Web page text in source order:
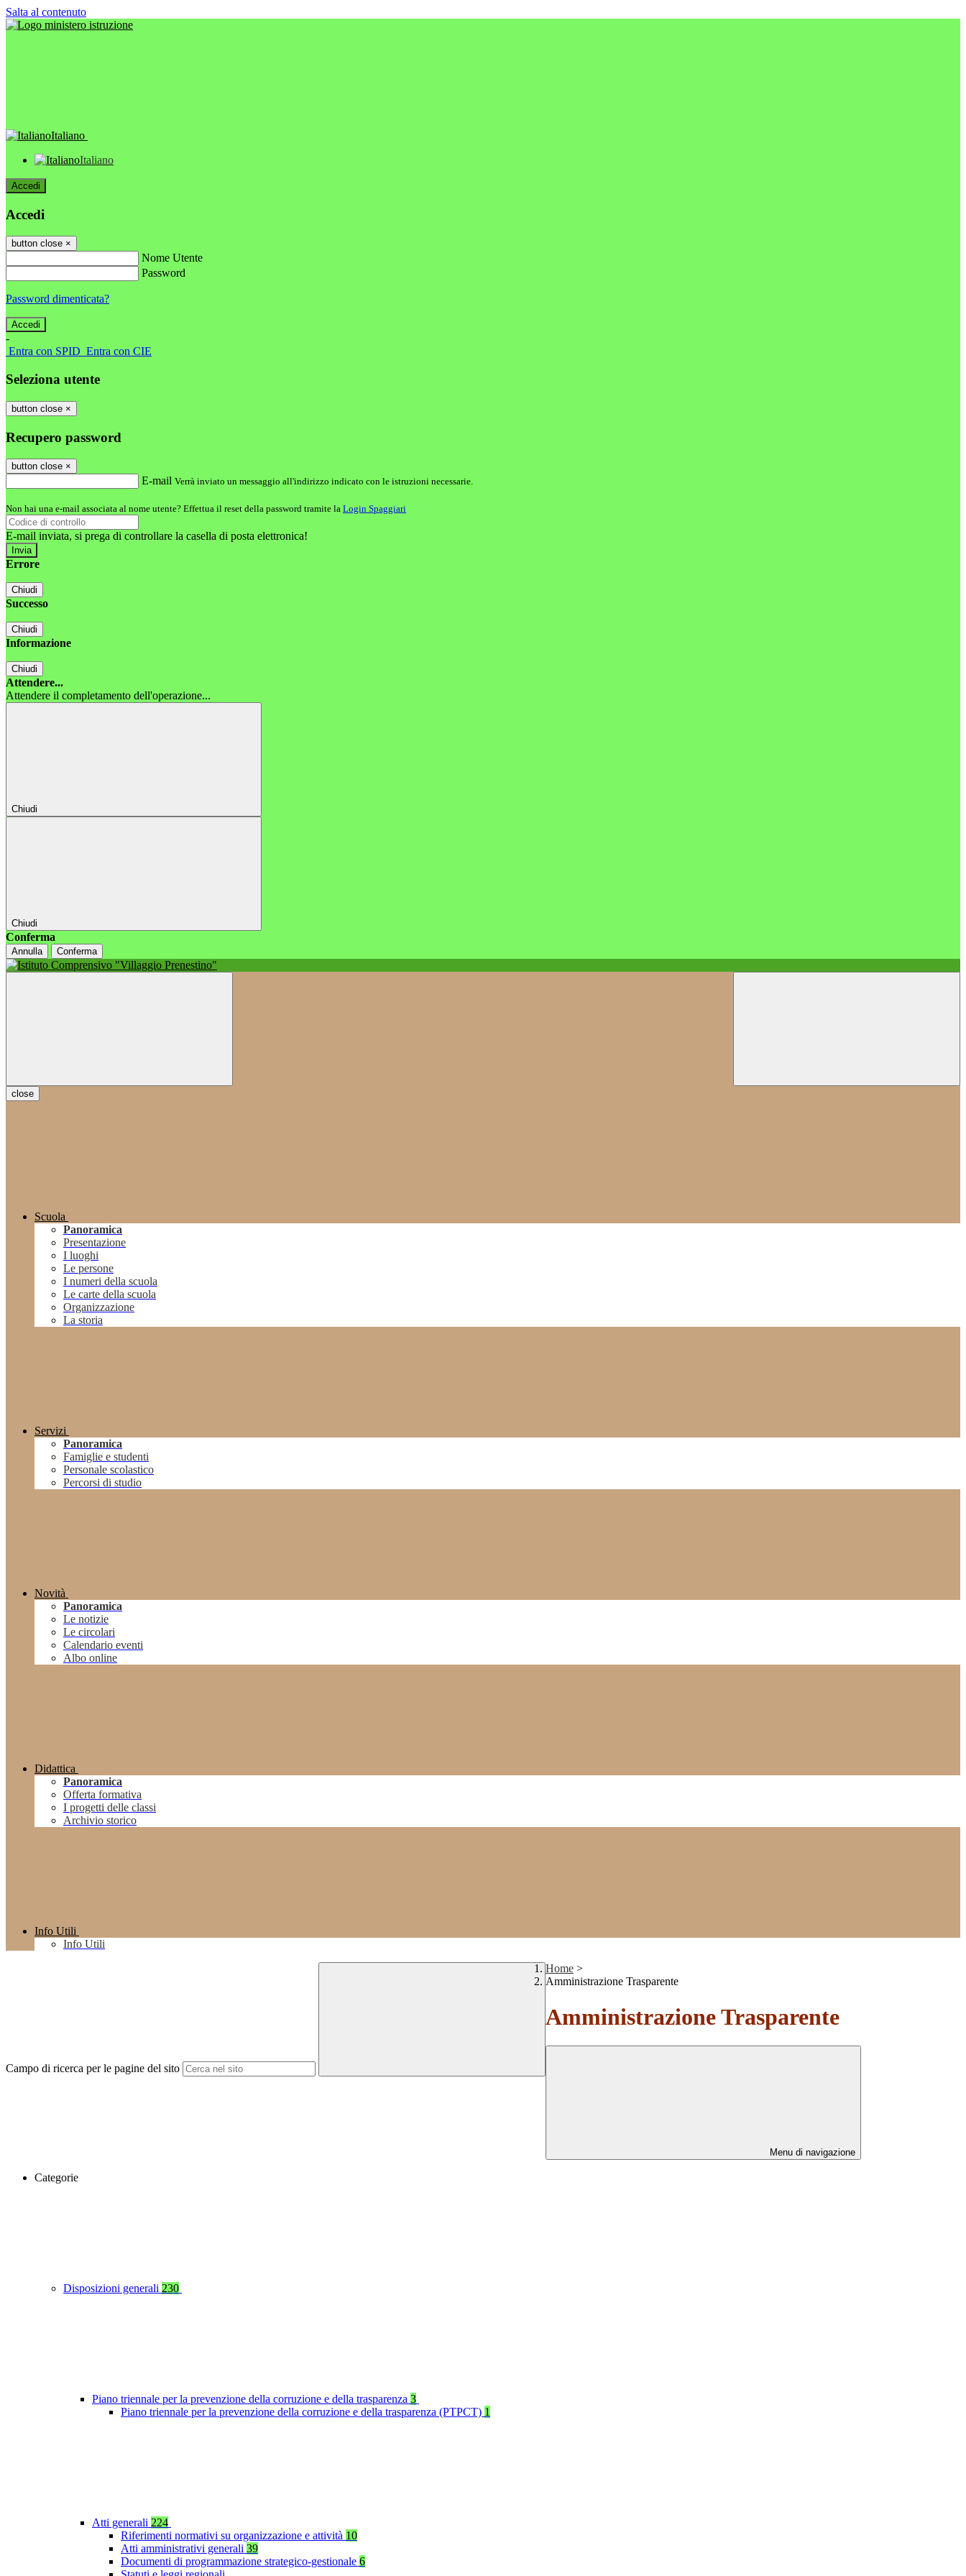
Salta al contenuto
Italiano
Italiano
Accedi
Accedi
button close ×
Nome Utente
Password
Password dimenticata?
-
Entra con SPID Entra con CIE
Seleziona utente
button close ×
Recupero password
button close ×
E-mail Verrà inviato un messaggio all'indirizzo indicato con le istruzioni necessarie.
Non hai una e-mail associata al nome utente? Effettua il reset della password tramite la Login Spaggiari
E-mail inviata, si prega di controllare la casella di posta elettronica!
Errore
Chiudi
Successo
Chiudi
Informazione
Chiudi
Attendere...
Attendere il completamento dell'operazione...
Chiudi
Chiudi
Conferma
Annulla Conferma
close
Scuola
Panoramica
Presentazione
I luoghi
Le persone
I numeri della scuola
Le carte della scuola
Organizzazione
La storia
Servizi
Panoramica
Famiglie e studenti
Personale scolastico
Percorsi di studio
Novità
Panoramica
Le notizie
Le circolari
Calendario eventi
Albo online
Didattica
Panoramica
Offerta formativa
I progetti delle classi
Archivio storico
Info Utili
Info Utili
Campo di ricerca per le pagine del sito
Home >
Amministrazione Trasparente
Amministrazione Trasparente
Menu di navigazione
Categorie
Disposizioni generali 230
Piano triennale per la prevenzione della corruzione e della trasparenza 3
Piano triennale per la prevenzione della corruzione e della trasparenza (PTPCT) 1
Atti generali 224
Riferimenti normativi su organizzazione e attività 10
Atti amministrativi generali 39
Documenti di programmazione strategico-gestionale 6